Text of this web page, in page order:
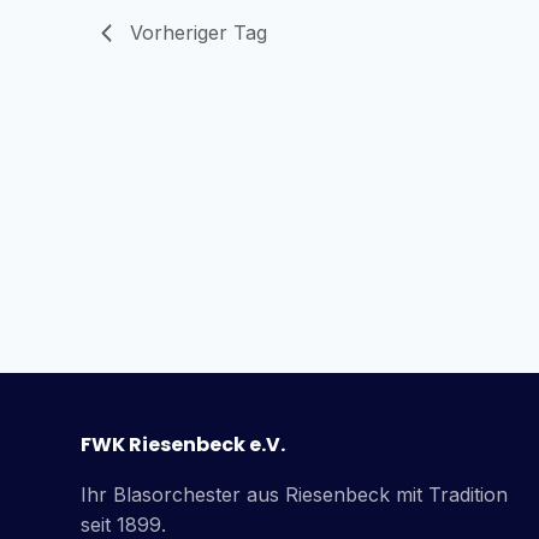
Vorheriger Tag
FWK Riesenbeck e.V.
Ihr Blasorchester aus Riesenbeck mit Tradition
seit 1899.